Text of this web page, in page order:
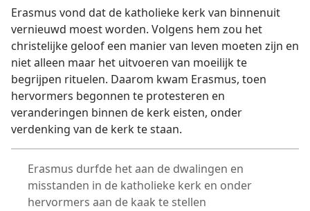
Erasmus vond dat de katholieke kerk van binnenuit
vernieuwd moest worden. Volgens hem zou het
christelijke geloof een manier van leven moeten zijn en
niet alleen maar het uitvoeren van moeilijk te
begrijpen rituelen. Daarom kwam Erasmus, toen
hervormers begonnen te protesteren en
veranderingen binnen de kerk eisten, onder
verdenking van de kerk te staan.
Erasmus durfde het aan de dwalingen en
misstanden in de katholieke kerk en onder
hervormers aan de kaak te stellen